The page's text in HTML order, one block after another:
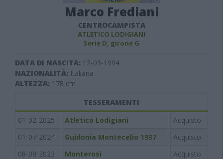
Marco Frediani
CENTROCAMPISTA
ATLETICO LODIGIANI
Serie D, girone G
DATA DI NASCITA: 13-03-1994
NAZIONALITÀ: Italiana
ALTEZZA: 178 cm
TESSERAMENTI
01-02-2025
Atletico Lodigiani
Acquisto
01-07-2024
Guidonia Montecelio 1937
Acquisto
08-08-2023
Monterosi
Acquisto